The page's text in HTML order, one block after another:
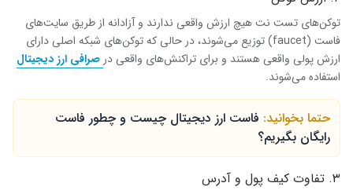
توکن‌های تست نت هیچ ارزش واقعی ندارند و آزادانه از طریق سایت‌های
فاست (faucet) توزیع می‌شوند، در حالی که توکن‌های شبکه اصلی دارای
ارزش پولی واقعی هستند و برای تراکنش‌های واقعی در صرافی ارز دیجیتال
استفاده می‌شوند.
حتما بخوانید: فاست ارز دیجیتال چیست و چطور فاست
رایگان بگیریم؟
۳. تفاوت کیف پول و آدرس